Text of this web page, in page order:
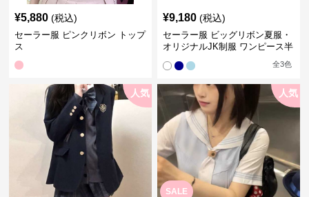
¥5,880 (税込)
セーラー服 ピンクリボン トップ
ス
¥9,180 (税込)
セーラー服 ビッグリボン夏服・
オリジナルJK制服 ワンピース半
全3色
人気
SALE
人気